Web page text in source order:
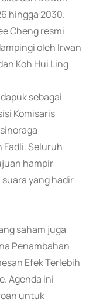
hingga 2030.
Cheng resmi
oleh Irwan
Koh Hui Ling
sebagai
Komisaris
Fadli. Seluruh
hampir
yang hadir
saham juga
Penambahan
Efek Terlebih
Agenda ini
untuk